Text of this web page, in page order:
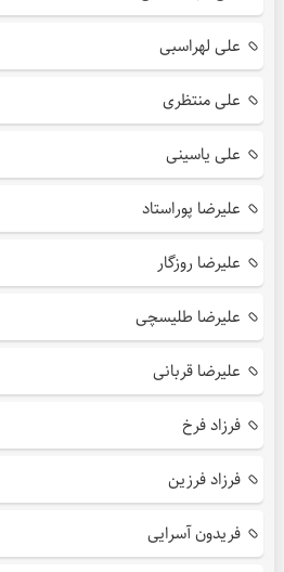
علی لهراسبی
علی منتظری
علی یاسینی
علیرضا پوراستاد
علیرضا روزگار
علیرضا طلیسچی
علیرضا قربانی
فرزاد فرخ
فرزاد فرزین
فریدون آسرایی